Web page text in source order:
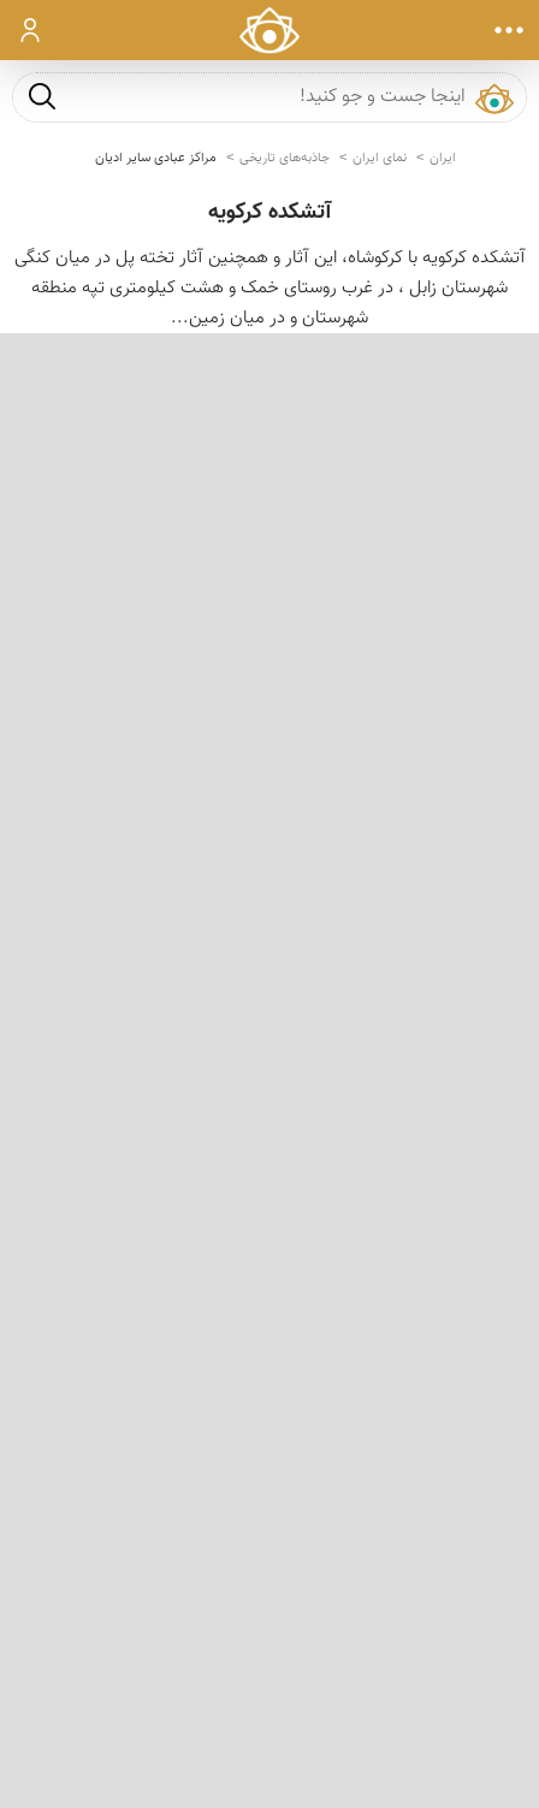
ورود
جست و
ایران نمای ایران جاذبه‌های تاریخی مراکز عبادی سایر ادیان
آتشكده كركویه
آتشکده کرکویه با کرکوشاه، این آثار و همچنین آثار تخته پل در میان کنگی
شهرستان زابل ، در غرب روستای خمک و هشت کیلومتری تپه منطقه
شهرستان و در میان زمین...